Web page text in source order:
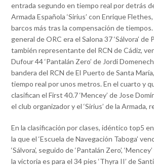
entrada segundo en tiempo real por detrás
Armada Española ‘Sirius’ con Enrique
barcos más tras la compensación de
general de ORC era el Salona 37 ‘Sálvora’ de
también representante del RCN de Cádiz,
Dufour 44 ‘Pantalán Zero’ de Jordi
bandera del RCN de El Puerto de Santa
tiempo real por unos metros. En el cuarto y
clasifican el First 40.7 ‘Mencey’ de Jose
el club organizador y el ‘Sirius’ de la Armada,
En la clasificación por clases, idéntico top5
la que el ‘Escuela de Navegación Taboga’
‘Sálvora’, seguido de ‘Pantalán Zero’,
la victoria es para el 34 pies ‘Thyra II’ de